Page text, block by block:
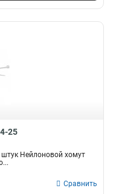
25
Нейлоновой хомут
Сравнить